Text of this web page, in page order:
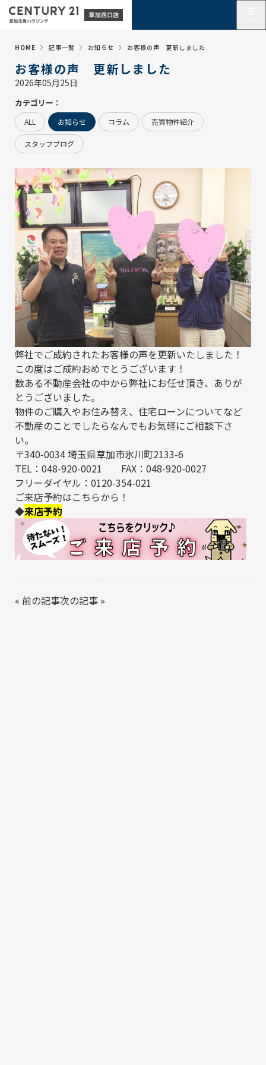
HOME 記事一覧 お知らせ お客様の声 更新しました
お客様の声 更新しました
2026年05月25日
カテゴリー：
ALL お知らせ コラム 売買物件紹介
スタッフブログ
弊社でご成約されたお客様の声を更新いたしました！
この度はご成約おめでとうございます！
数ある不動産会社の中から弊社にお任せ頂き、ありが
とうございました。
物件のご購入やお住み替え、住宅ローンについてなど
不動産のことでしたらなんでもお気軽にご相談下さ
い。
〒340-0034 埼玉県草加市氷川町2133-6
TEL：048-920-0021 FAX：048-920-0027
フリーダイヤル：0120-354-021
ご来店予約はこちらから！
◆来店予約
« 前の記事次の記事 »